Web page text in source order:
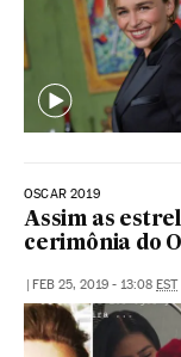
OSCAR 2019
Assim as
cerimônia do
FEB 25, 2019 - 13:08 EST